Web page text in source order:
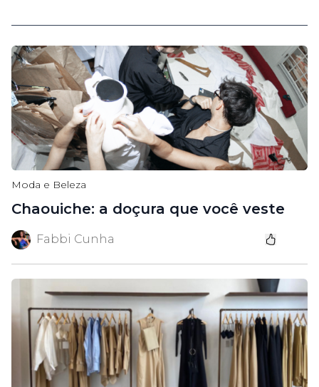
Moda e Beleza
Chaouiche: a doçura que você veste
Fabbi Cunha